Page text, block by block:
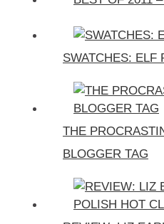
SWATCHES: ELF
THE
BLOGGER TAG